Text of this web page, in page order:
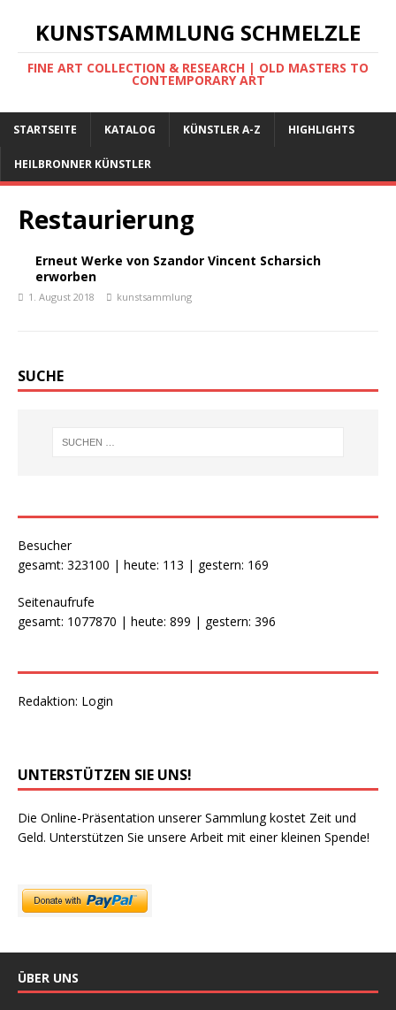
KUNSTSAMMLUNG SCHMELZLE
FINE ART COLLECTION & RESEARCH | OLD MASTERS TO
CONTEMPORARY ART
STARTSEITE KATALOG KÜNSTLER A-Z HIGHLIGHTS
HEILBRONNER KÜNSTLER
Restaurierung
Erneut Werke von Szandor Vincent Scharsich
erworben
1. August 2018 kunstsammlung
SUCHE
Besucher
gesamt: 323100 | heute: 113 | gestern: 169
Seitenaufrufe
gesamt: 1077870 | heute: 899 | gestern: 396
Redaktion: Login
UNTERSTÜTZEN SIE UNS!
Die Online-Präsentation unserer Sammlung kostet Zeit und
Geld. Unterstützen Sie unsere Arbeit mit einer kleinen Spende!
ÜBER UNS